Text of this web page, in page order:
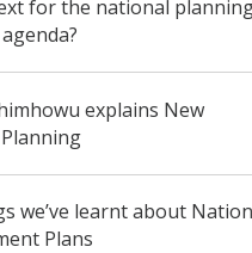
for the national
explains New
we’ve learnt about
Plans